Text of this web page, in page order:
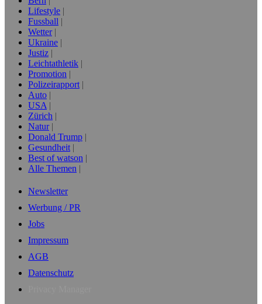
Lifestyle
Fussball
Wetter
Ukraine
Justiz
Leichtathletik
Promotion
Polizeirapport
Auto
USA
Zürich
Natur
Donald Trump
Gesundheit
Best of watson
Alle Themen
Newsletter
Werbung / PR
Jobs
Impressum
AGB
Datenschutz